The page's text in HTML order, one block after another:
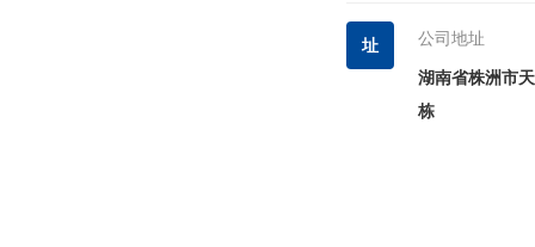
址 公司地址
湖南省株洲市
栋